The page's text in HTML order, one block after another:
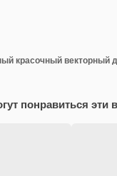
понравиться эти